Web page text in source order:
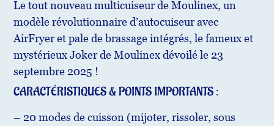
Le tout nouveau multicuiseur de Moulinex, un
modèle révolutionnaire d’autocuiseur avec
AirFryer et pale de brassage intégrés, le fameux et
mystérieux Joker de Moulinex dévoilé le 23
septembre 2025 !
CARACTÉRISTIQUES & POINTS IMPORTANTS :
– 20 modes de cuisson (mijoter, rissoler, sous